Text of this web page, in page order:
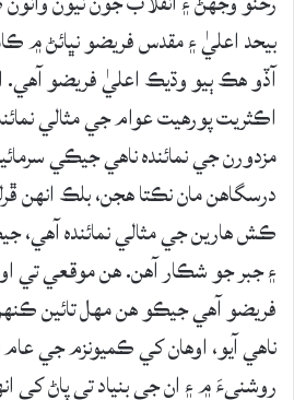
بيحد اعليٰ ۽ مقدس فريضو نڀائڻ ۾
آڏو هڪ ٻيو وڌيڪ اعليٰ فريضو
اڪثريت پورهيت عوام جي مثالي
مزدورن جي نمائنده ناهي جيڪي
درسگاهن مان نڪتا هجن، بلڪ
ڪش هارين جي مثالي نمائنده
۽ جبر جو شڪار آهن. هن موقعي تي
فريضو آهي جيڪو هن مهل تائين
ناهي آيو، اوهان کي ڪميونزم جي
روشنيءَ ۾ ۽ ان جي بنياد تي پاڻ کي